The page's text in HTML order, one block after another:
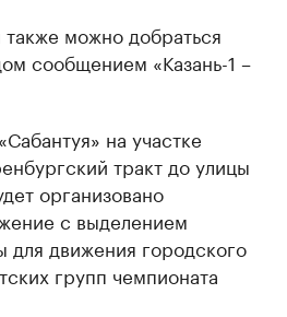
можно добраться
сообщением «Казань-1 –
на участке
тракт до улицы
организовано
с выделением
для движения городского
групп чемпионата